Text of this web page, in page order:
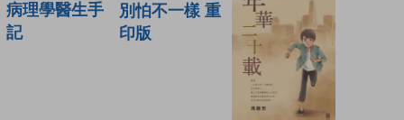
病理學醫生手
記
別怕不一樣 重
印版